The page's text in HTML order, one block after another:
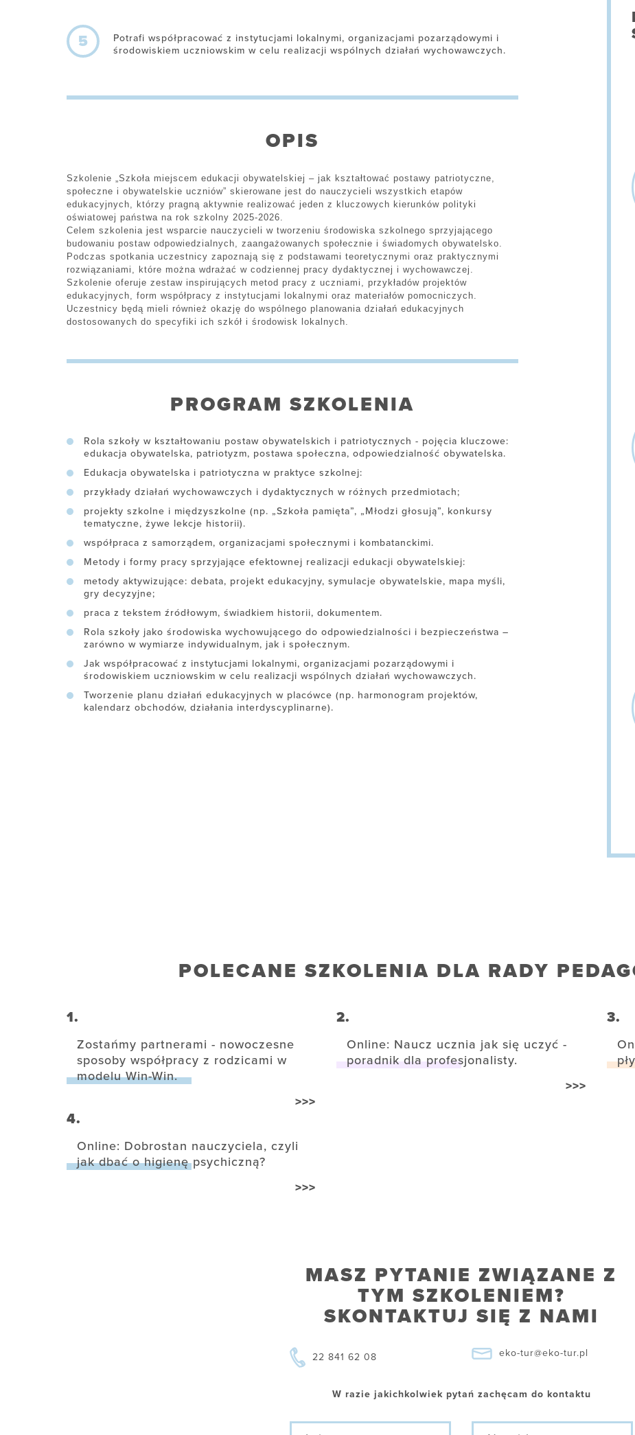
5
Potrafi współpracować z instytucjami lokalnymi, organizacjami pozarządowymi i
środowiskiem uczniowskim w celu realizacji wspólnych działań wychowawczych.
OPIS
Szkolenie „Szkoła miejscem edukacji obywatelskiej – jak kształtować postawy patriotyczne,
społeczne i obywatelskie uczniów” skierowane jest do nauczycieli wszystkich etapów
edukacyjnych, którzy pragną aktywnie realizować jeden z kluczowych kierunków polityki
oświatowej państwa na rok szkolny 2025-2026.
Celem szkolenia jest wsparcie nauczycieli w tworzeniu środowiska szkolnego sprzyjającego
budowaniu postaw odpowiedzialnych, zaangażowanych społecznie i świadomych obywatelsko.
Podczas spotkania uczestnicy zapoznają się z podstawami teoretycznymi oraz praktycznymi
rozwiązaniami, które można wdrażać w codziennej pracy dydaktycznej i wychowawczej.
Szkolenie oferuje zestaw inspirujących metod pracy z uczniami, przykładów projektów
edukacyjnych, form współpracy z instytucjami lokalnymi oraz materiałów pomocniczych.
Uczestnicy będą mieli również okazję do wspólnego planowania działań edukacyjnych
dostosowanych do specyfiki ich szkół i środowisk lokalnych.
PROGRAM SZKOLENIA
Rola szkoły w kształtowaniu postaw obywatelskich i patriotycznych - pojęcia kluczowe:
edukacja obywatelska, patriotyzm, postawa społeczna, odpowiedzialność obywatelska.
Edukacja obywatelska i patriotyczna w praktyce szkolnej:
przykłady działań wychowawczych i dydaktycznych w różnych przedmiotach;
projekty szkolne i międzyszkolne (np. „Szkoła pamięta”, „Młodzi głosują”, konkursy
tematyczne, żywe lekcje historii).
współpraca z samorządem, organizacjami społecznymi i kombatanckimi.
Metody i formy pracy sprzyjające efektownej realizacji edukacji obywatelskiej:
metody aktywizujące: debata, projekt edukacyjny, symulacje obywatelskie, mapa myśli,
gry decyzyjne;
praca z tekstem źródłowym, świadkiem historii, dokumentem.
Rola szkoły jako środowiska wychowującego do odpowiedzialności i bezpieczeństwa –
zarówno w wymiarze indywidualnym, jak i społecznym.
Jak współpracować z instytucjami lokalnymi, organizacjami pozarządowymi i
środowiskiem uczniowskim w celu realizacji wspólnych działań wychowawczych.
Tworzenie planu działań edukacyjnych w placówce (np. harmonogram projektów,
kalendarz obchodów, działania interdyscyplinarne).
POLECANE SZKOLENIA DLA RADY
1.
Zostańmy partnerami - nowoczesne
sposoby współpracy z rodzicami w
modelu Win-Win.
>>>
2.
Online: Naucz ucznia jak się uczyć -
poradnik dla profesjonalisty.
>>>
3.
4.
Online: Dobrostan nauczyciela, czyli
jak dbać o higienę psychiczną?
>>>
MASZ PYTANIE ZWIĄZANE Z
TYM SZKOLENIEM?
SKONTAKTUJ SIĘ Z NAMI
22 841 62 08 eko-tur@eko-tur.pl
W razie jakichkolwiek pytań zachęcam do kontaktu
Imię Nazwisko